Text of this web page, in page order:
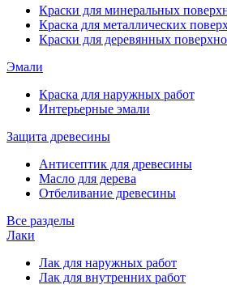
Краски для минеральных
Краска для металлических
Краски для деревянных
Эмали
Краска для наружных работ
Интерьерные эмали
Защита древесины
Антисептик для древесины
Масло для дерева
Отбеливание древесины
Все разделы
Лаки
Лак для наружных работ
Лак для внутренних работ